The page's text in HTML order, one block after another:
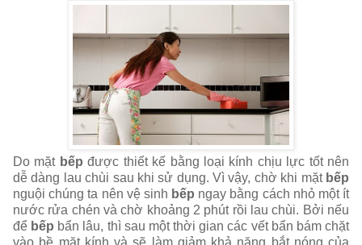
Do mặt bếpđược thiết kế bằng loại kính chịu lực tốt nên
dễ dàng lau chùi sau khi sử dụng. Vì vậy, chờ khi mặt bếp
nguội chúng ta nên vệ sinh bếp ngay bằng cách nhỏ một ít
nước rửa chén và chờ khoảng 2 phút rồi lau chùi. Bởi nếu
để bếp bẩn lâu, thì sau một thời gian các vết bẩn bám chặt